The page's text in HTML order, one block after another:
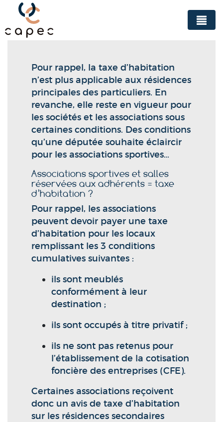
Panneau de gestion des cookies
Pour rappel, la taxe d’habitation
n’est plus applicable aux résidences
principales des particuliers. En
revanche, elle reste en vigueur pour
les sociétés et les associations sous
certaines conditions. Des conditions
qu’une députée souhaite éclaircir
pour les associations sportives…
Associations sportives et salles
réservées aux adhérents = taxe
d’habitation ?
Pour rappel, les associations
peuvent devoir payer une taxe
d’habitation pour les locaux
remplissant les 3 conditions
cumulatives suivantes :
ils sont meublés
conformément à leur
destination ;
ils sont occupés à titre privatif ;
ils ne sont pas retenus pour
l’établissement de la cotisation
foncière des entreprises (CFE).
Certaines associations reçoivent
donc un avis de taxe d’habitation
sur les résidences secondaires